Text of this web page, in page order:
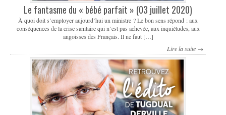
Le fantasme du « bébé parfait » (03 juillet 2020)
À quoi doit s’employer aujourd’hui un ministre ? Le bon sens répond : aux
conséquences de la crise sanitaire qui n’est pas achevée, aux inquiétudes, aux
angoisses des Français. Il ne faut […]
Lire la suite →